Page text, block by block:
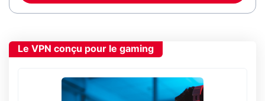
Le VPN conçu pour le gaming